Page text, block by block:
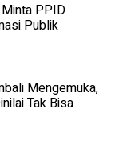
PPID
Publik
Mengemuka,
Tak Bisa